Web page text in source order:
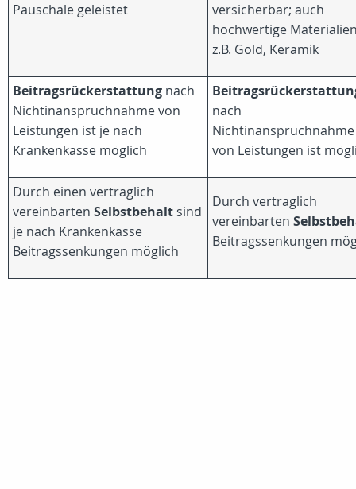
Pauschale geleistet
versicherbar; auch
hochwertige
z.B. Gold, Keramik
Beitragsrückerstattung nach
Nichtinanspruchnahme von
Leistungen ist je nach
Krankenkasse möglich
nach
Nichtinanspruchnahme
von Leistungen ist
Durch einen vertraglich
vereinbarten Selbstbehalt sind
je nach Krankenkasse
Beitragssenkungen möglich
Durch vertraglich
vereinbarten
Beitragssenkungen